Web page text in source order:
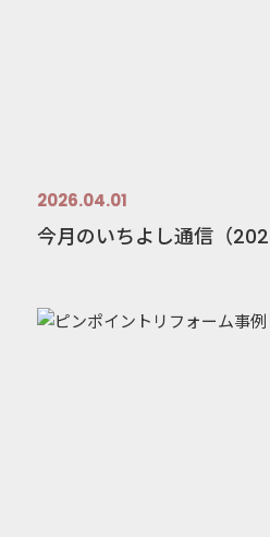
2026.04.01
今月のいちよし通信（